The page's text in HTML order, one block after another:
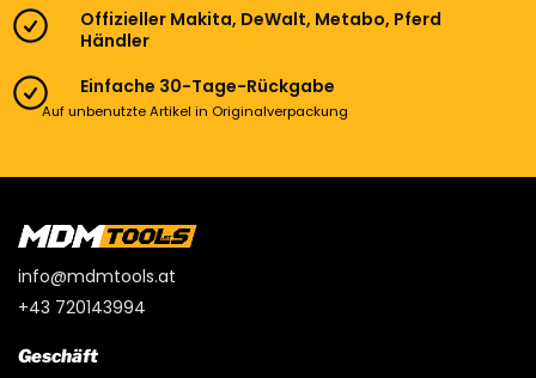
Offizieller Makita, DeWalt, Metabo, Pferd
Händler
Einfache 30-Tage-Rückgabe
Auf unbenutzte Artikel in Originalverpackung
info@mdmtools.at
+43 720143994
Geschäft